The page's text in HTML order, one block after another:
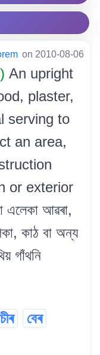
on 2010-08-06
An upright
plaster,
serving to
an area,
or exterior
আৱৰা,
কাঠ বা অন্য
গাঁথনি
বেৰ